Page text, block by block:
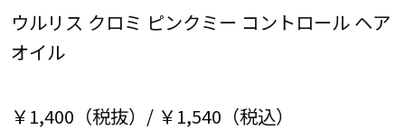
ウルリス クロミ ピンクミー コントロール ヘア
オイル
￥1,400（税抜）/ ￥1,540（税込）